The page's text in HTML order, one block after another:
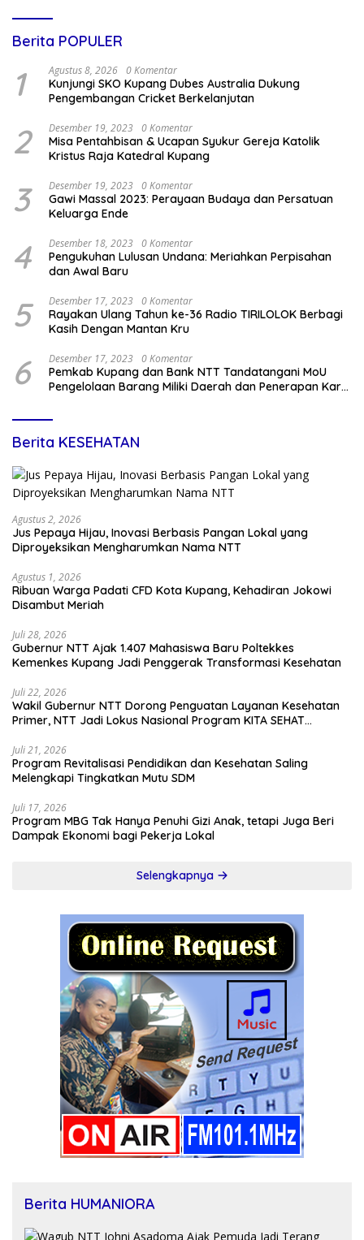
Berita POPULER
1 Agustus 8, 2026 0 Komentar
Kunjungi SKO Kupang Dubes Australia Dukung
Pengembangan Cricket Berkelanjutan
2 Desember 19, 2023 0 Komentar
Misa Pentahbisan & Ucapan Syukur Gereja Katolik
Kristus Raja Katedral Kupang
3 Desember 19, 2023 0 Komentar
Gawi Massal 2023: Perayaan Budaya dan Persatuan
Keluarga Ende
4 Desember 18, 2023 0 Komentar
Pengukuhan Lulusan Undana: Meriahkan Perpisahan
dan Awal Baru
5 Desember 17, 2023 0 Komentar
Rayakan Ulang Tahun ke-36 Radio TIRILOLOK Berbagi
Kasih Dengan Mantan Kru
6 Desember 17, 2023 0 Komentar
Pemkab Kupang dan Bank NTT Tandatangani MoU
Pengelolaan Barang Miliki Daerah dan Penerapan Kartu
Berita KESEHATAN
Agustus 2, 2026
Jus Pepaya Hijau, Inovasi Berbasis Pangan Lokal yang
Diproyeksikan Mengharumkan Nama NTT
Agustus 1, 2026
Ribuan Warga Padati CFD Kota Kupang, Kehadiran Jokowi
Disambut Meriah
Juli 28, 2026
Gubernur NTT Ajak 1.407 Mahasiswa Baru Poltekkes
Kemenkes Kupang Jadi Penggerak Transformasi Kesehatan
Juli 22, 2026
Wakil Gubernur NTT Dorong Penguatan Layanan Kesehatan
Primer, NTT Jadi Lokus Nasional Program KITA SEHAT
Juli 21, 2026
Program Revitalisasi Pendidikan dan Kesehatan Saling
Melengkapi Tingkatkan Mutu SDM
Juli 17, 2026
Program MBG Tak Hanya Penuhi Gizi Anak, tetapi Juga Beri
Dampak Ekonomi bagi Pekerja Lokal
Selengkapnya
Berita HUMANIORA